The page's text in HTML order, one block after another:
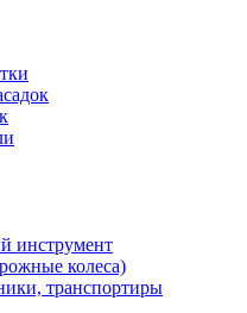
инструмент
колеса)
транспортиры